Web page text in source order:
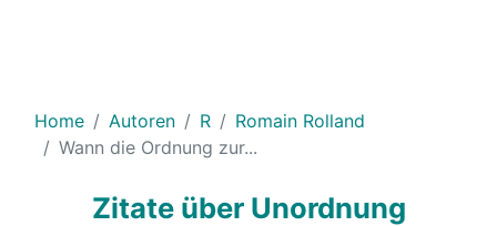
Home Autoren R
Romain Rolland
Wann die Ordnung zur...
Zitate über Unordnung